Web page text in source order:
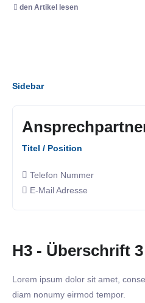
den Artikel lesen
Sidebar
Titel / Position
Telefon Nummer
E-Mail Adresse
H3 - Überschrift 3
Lorem ipsum dolor sit amet,
diam nonumy eirmod tempor.